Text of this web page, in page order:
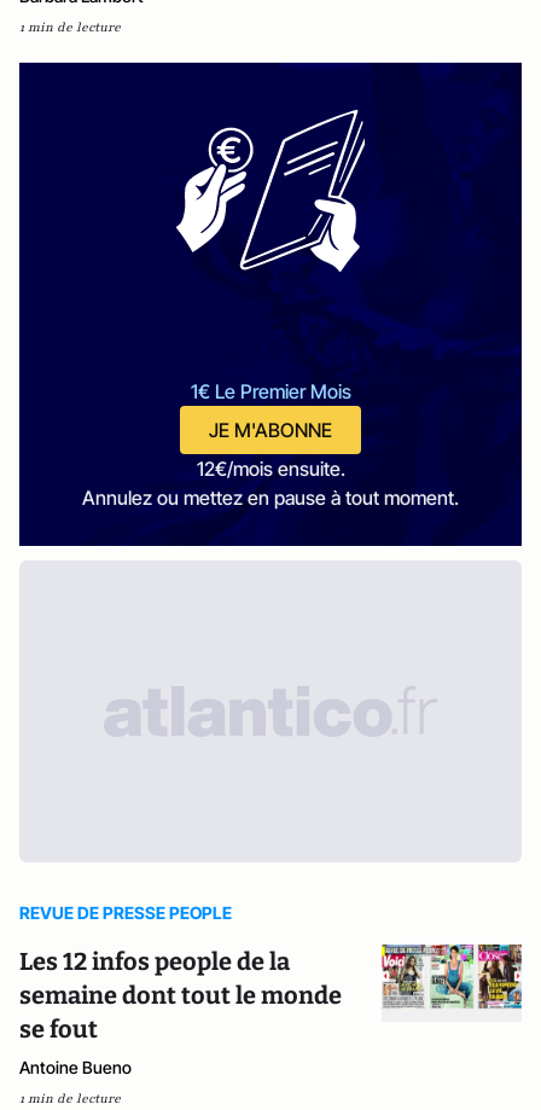
1 min de lecture
1€ Le Premier Mois
JE M'ABONNE
12€/mois ensuite.
Annulez ou mettez en pause à tout moment.
REVUE DE PRESSE PEOPLE
Les 12 infos people de la
semaine dont tout le monde
se fout
Antoine Bueno
1 min de lecture